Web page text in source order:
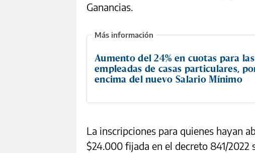
Ganancias.
Aumento del 24% en cuotas para las
empleadas de casas particulares,
encima del nuevo Salario Mínimo
La inscripciones para quienes hayan
$24.000 fijada en el decreto 841/2022